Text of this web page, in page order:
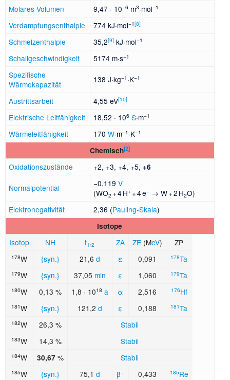
Molares Volumen
9,47 · 10−6 m3·mol−1
Verdampfungsenthalpie 774 kJ·mol−1[8]
Schmelzenthalpie 35,2[9] kJ·mol−1
Schallgeschwindigkeit 5174 m·s−1
Spezifische
Wärmekapazität
138 J·kg−1 ·K−1
Austrittsarbeit 4,55 eV[10]
Elektrische Leitfähigkeit 18,52 · 106 S·m−1
Wärmeleitfähigkeit 170W·m−1 ·K−1
Chemisch[2]
Oxidationszustände +2, +3, +4, +5,+6
Normalpotential −0,119V
(WO2 + 4 H+ + 4 e− → W + 2 H2O)
Elektronegativität
2,36 (Pauling-Skala)
Isotope
Isotop NH t1/2 ZA ZE(MeV) ZP
178W {syn.} 21,6 d ε 0,091 178Ta
179W {syn.} 37,05 min ε 1,060 179Ta
180W 0,13 % 1,8 · 1018 a α 2,516 176Hf
181W {syn.} 121,2 d ε 0,188 181Ta
182W 26,3 % Stabil
183W 14,3 % Stabil
184W 30,67% Stabil
185W {syn.} 75,1 d β− 0,433 185Re